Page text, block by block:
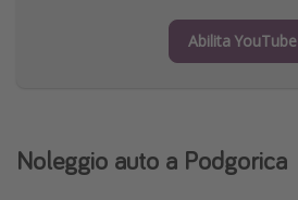
Abilita YouTube
Noleggio auto a Podgorica